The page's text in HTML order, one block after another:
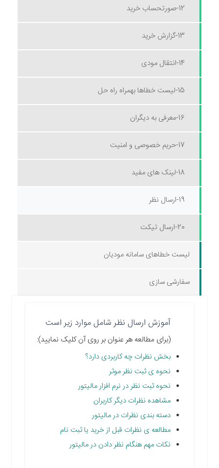
12-صورتحساب خرید
13-گزارش خرید
14-انتقال مودی
15-لیست خطاها بهمراه راه حل
16-معرفی به دیگران
17-حریم خصوصی و امنیت
18-لینک های مفید
19-ارسال نظر
20-ارسال تیکت
لیست خطاهای سامانه مودیان
سفارشی سازی
آموزش ارسال نظر شامل موارد زیر است
(برای مطالعه هر عنوان بر روی آن کلیک نمایید):
بخش نظرات چه کاربردی دارد؟
نحوه ی ثبت نظر موثر
نحوه ثبت نظر در نرم افزار مالیتور
مشاهده نظرات دیگر کاربران
دسته بندی نظرات در مالیتور
مطالعه ی نظرات قبل از خرید یا ثبت نام
نکات مهم هنگام نظر دادن در مالیتور